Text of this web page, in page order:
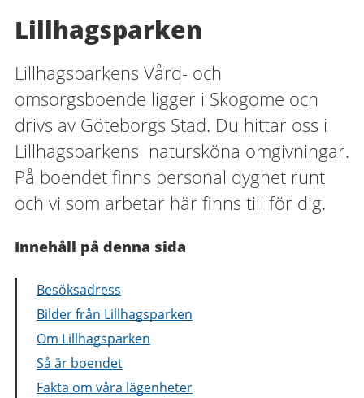
Lillhagsparken
Lillhagsparkens Vård- och
omsorgsboende ligger i Skogome och
drivs av Göteborgs Stad. Du hittar oss i
Lillhagsparkens natursköna omgivningar.
På boendet finns personal dygnet runt
och vi som arbetar här finns till för dig.
Innehåll på denna sida
Besöksadress
Bilder från Lillhagsparken
Om Lillhagsparken
Så är boendet
Fakta om våra lägenheter